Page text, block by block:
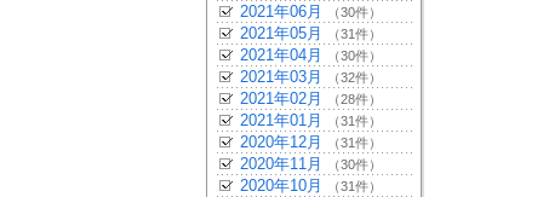
2021年06月 （30件）
2021年05月 （31件）
2021年04月 （30件）
2021年03月 （32件）
2021年02月 （28件）
2021年01月 （31件）
2020年12月 （31件）
2020年11月 （30件）
2020年10月 （31件）